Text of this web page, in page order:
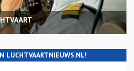
LUCHTVAARTNIEUWS.NL!